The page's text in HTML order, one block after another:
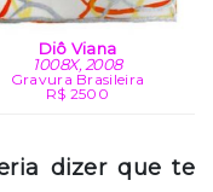
Diô Viana
1008X, 2008
Gravura Brasileira
R$ 2500
dizer que te